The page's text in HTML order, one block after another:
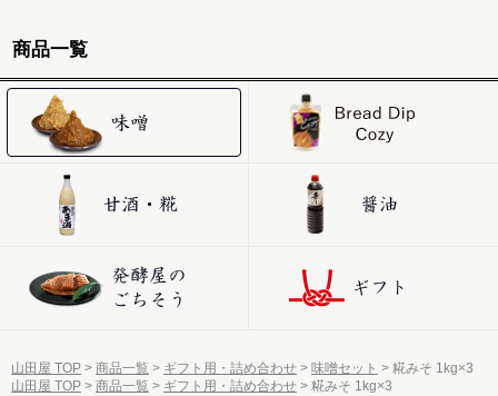
商品一覧
山田屋 TOP 商品一覧 ギフト用・詰め合わせ 味噌セット
糀みそ 1kg×3
山田屋 TOP
商品一覧 ギフト用・詰め合わせ 糀みそ 1kg×3